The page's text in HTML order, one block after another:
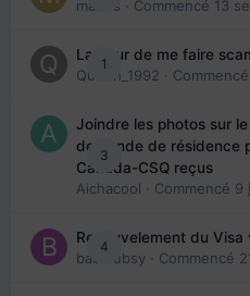
maries · Commencé 13
1
La peur de me faire
Queen_1992 · Commencé
3
Joindre les photos sur
demande de résidence
Canada-CSQ reçus
Aichacool · Commencé 9
4
Renouvelement du Visa
babibubsy · Commencé